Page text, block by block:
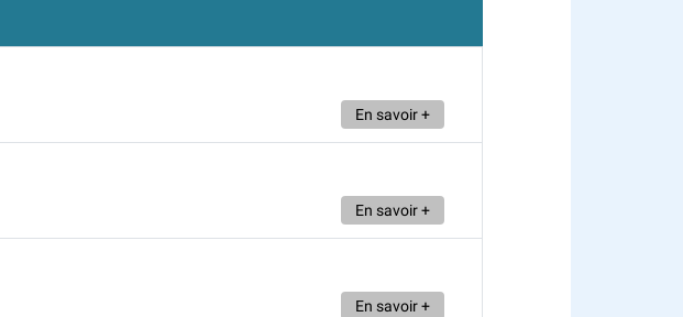
En savoir +
En savoir +
En savoir +